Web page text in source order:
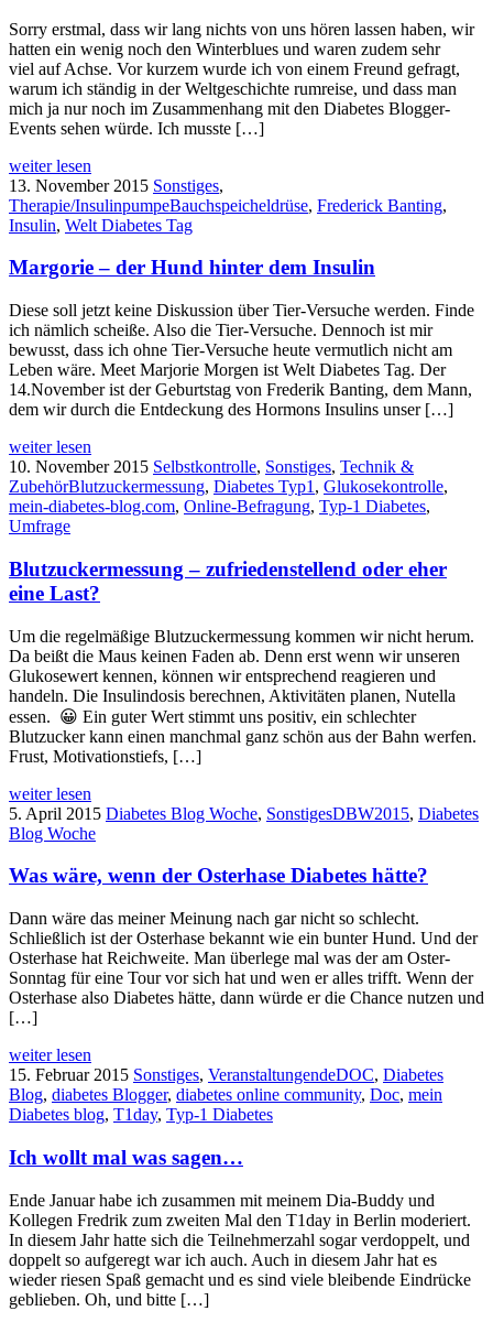
Sorry erstmal, dass wir lang nichts von uns hören lassen haben, wir
hatten ein wenig noch den Winterblues und waren zudem sehr
viel auf Achse. Vor kurzem wurde ich von einem Freund gefragt,
warum ich ständig in der Weltgeschichte rumreise, und dass man
mich ja nur noch im Zusammenhang mit den Diabetes Blogger-
Events sehen würde. Ich musste […]
weiter lesen
13. November 2015 Sonstiges,
Therapie/InsulinpumpeBauchspeicheldrüse, Frederick Banting,
Insulin, Welt Diabetes Tag
Margorie – der Hund hinter dem Insulin
Diese soll jetzt keine Diskussion über Tier-Versuche werden. Finde
ich nämlich scheiße. Also die Tier-Versuche. Dennoch ist mir
bewusst, dass ich ohne Tier-Versuche heute vermutlich nicht am
Leben wäre. Meet Marjorie Morgen ist Welt Diabetes Tag. Der
14.November ist der Geburtstag von Frederik Banting, dem Mann,
dem wir durch die Entdeckung des Hormons Insulins unser […]
weiter lesen
10. November 2015 Selbstkontrolle, Sonstiges, Technik &
ZubehörBlutzuckermessung, Diabetes Typ1 , Glukosekontrolle,
mein-diabetes-blog.com, Online-Befragung, Typ-1 Diabetes,
Umfrage
Blutzuckermessung – zufriedenstellend oder eher
eine Last?
Um die regelmäßige Blutzuckermessung kommen wir nicht herum.
Da beißt die Maus keinen Faden ab. Denn erst wenn wir unseren
Glukosewert kennen, können wir entsprechend reagieren und
handeln. Die Insulindosis berechnen, Aktivitäten planen, Nutella
essen. 😀 Ein guter Wert stimmt uns positiv, ein schlechter
Blutzucker kann einen manchmal ganz schön aus der Bahn werfen.
Frust, Motivationstiefs, […]
weiter lesen
5. April 2015 Diabetes Blog Woche, SonstigesDBW2015, Diabetes
Blog Woche
Was wäre, wenn der Osterhase Diabetes hätte?
Dann wäre das meiner Meinung nach gar nicht so schlecht.
Schließlich ist der Osterhase bekannt wie ein bunter Hund. Und der
Osterhase hat Reichweite. Man überlege mal was der am Oster-
Sonntag für eine Tour vor sich hat und wen er alles trifft. Wenn der
Osterhase also Diabetes hätte, dann würde er die Chance nutzen und
[…]
weiter lesen
15. Februar 2015 Sonstiges, VeranstaltungendeDOC, Diabetes
Blog, diabetes Blogger, diabetes online community, Doc, mein
Diabetes blog, T1day, Typ-1 Diabetes
Ich wollt mal was sagen…
Ende Januar habe ich zusammen mit meinem Dia-Buddy und
Kollegen Fredrik zum zweiten Mal den T1day in Berlin moderiert.
In diesem Jahr hatte sich die Teilnehmerzahl sogar verdoppelt, und
doppelt so aufgeregt war ich auch. Auch in diesem Jahr hat es
wieder riesen Spaß gemacht und es sind viele bleibende Eindrücke
geblieben. Oh, und bitte […]